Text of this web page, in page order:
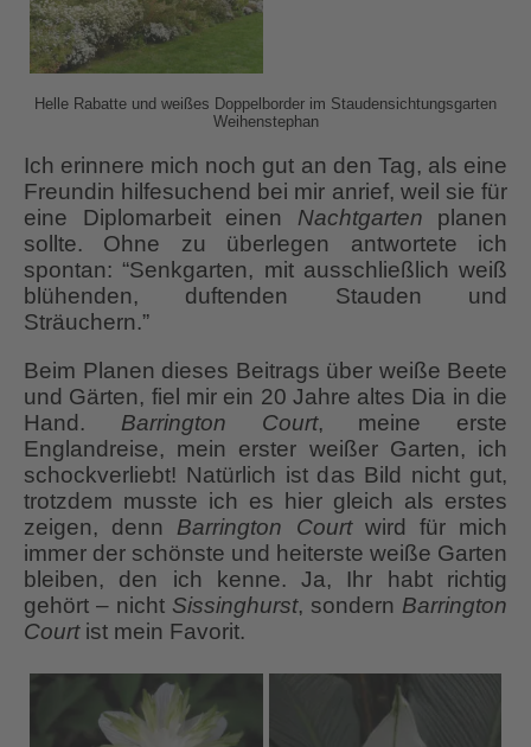
Helle Rabatte und weißes Doppelborder im Staudensichtungsgarten
Weihenstephan
Ich erinnere mich noch gut an den Tag, als eine
Freundin hilfesuchend bei mir anrief, weil sie für
eine Diplomarbeit einen Nachtgarten planen
sollte. Ohne zu überlegen antwortete ich
spontan: “Senkgarten, mit ausschließlich weiß
blühenden, duftenden Stauden und
Sträuchern.”
Beim Planen dieses Beitrags über weiße Beete
und Gärten, fiel mir ein 20 Jahre altes Dia in die
Hand. Barrington Court, meine erste
Englandreise, mein erster weißer Garten, ich
schockverliebt! Natürlich ist das Bild nicht gut,
trotzdem musste ich es hier gleich als erstes
zeigen, denn Barrington Courtwird für mich
immer der schönste und heiterste weiße Garten
bleiben, den ich kenne. Ja, Ihr habt richtig
gehört – nicht Sissinghurst, sondern Barrington
Courtist mein Favorit.